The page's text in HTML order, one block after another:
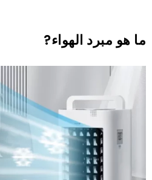
ما هو مبرد الهواء?